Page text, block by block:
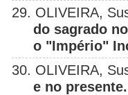
29. OLIVEIRA,
do sagrado
o "Império"
30. OLIVEIRA,
e no presente.